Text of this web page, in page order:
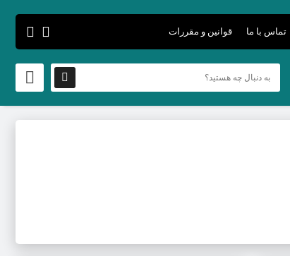
تماس با ما قوانین و مقررات